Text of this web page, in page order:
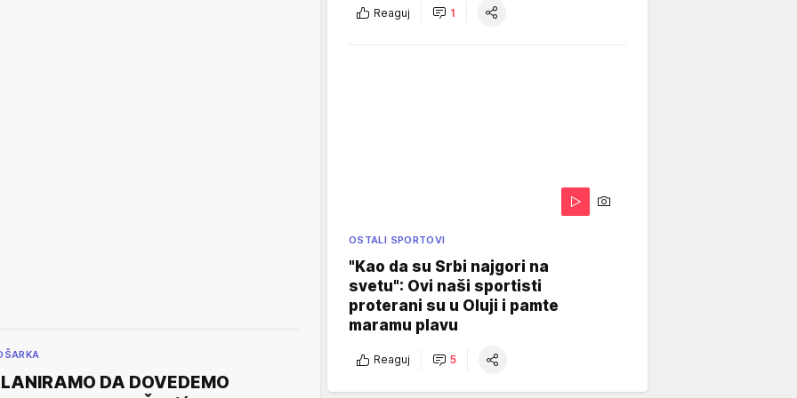
DA DOVEDEMO
Reaguj 1
OSTALI SPORTOVI
"Kao da su Srbi najgori na
svetu": Ovi naši sportisti
proterani su u Oluji i pamte
maramu plavu
Reaguj 5